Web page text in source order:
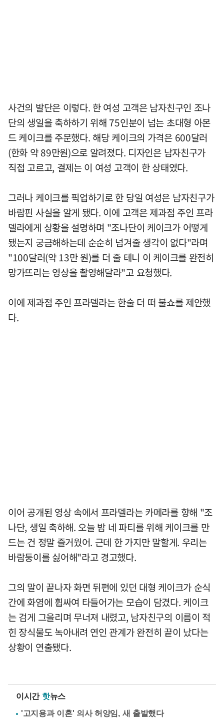
사건의 발단은 이렇다. 한 여성 고객은 남자친구인 조나
단의 생일을 축하하기 위해 75인분이 넘는 초대형 아몬
드 케이크를 주문했다. 해당 케이크의 가격은 600달러
(한화 약 89만원)으로 알려졌다. 디자인은 남자친구가
직접 고르고, 결제는 이 여성 고객이 한 상태였다.
그러나 케이크를 픽업하기로 한 당일 여성은 남자친구가
바람핀 사실을 알게 됐다. 이에 고객은 제과점 주인 프라
델라에게 상황을 설명하며 "조나단이 케이크가 어떻게
됐는지 궁금해하는데 순순히 넘겨줄 생각이 없다"라며
"100달러(약 13만 원)를 더 줄 테니 이 케이크를 완전히
망가뜨리는 영상을 촬영해달라"고 요청했다.
이에 제과점 주인 프라델라는 한술 더 떠 불쇼를 제안했
다.
이어 공개된 영상 속에서 프라델라는 카메라를 향해 "조
나단, 생일 축하해. 오늘 밤 네 파티를 위해 케이크를 만
드는 건 정말 즐거웠어. 근데 한 가지만 말할게. 우리는
바람둥이를 싫어해"라고 경고했다.
그의 말이 끝나자 화면 뒤편에 있던 대형 케이크가 순식
간에 화염에 휩싸여 타들어가는 모습이 담겼다. 케이크
는 검게 그을리며 무너져 내렸고, 남자친구의 이름이 적
힌 장식물도 녹아내려 연인 관계가 완전히 끝이 났다는
상황이 연출됐다.
이시간 핫뉴스
'고지용과 이혼' 의사 허양임, 새 출발했다